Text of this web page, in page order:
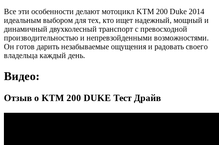
Все эти особенности делают мотоцикл KTM 200 Duke 2014
идеальным выбором для тех, кто ищет надежный, мощный и
динамичный двухколесный транспорт с превосходной
производительностью и непревзойденными возможностями.
Он готов дарить незабываемые ощущения и радовать своего
владельца каждый день.
Видео:
Отзыв о KTM 200 DUKE Тест Драйв